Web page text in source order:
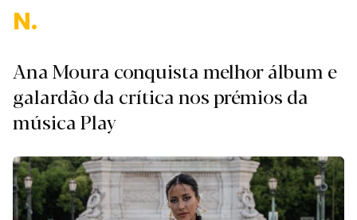
Nacion
Ana Moura conquista melhor álbum e
galardão da crítica nos prémios da
música Play